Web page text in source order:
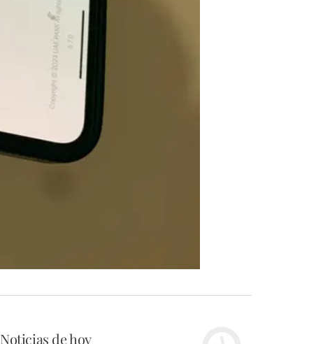
Noticias de hoy